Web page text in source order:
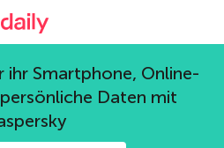
Offizieller Blog von Kaspersky
Smartphone, Online-
Daten mit